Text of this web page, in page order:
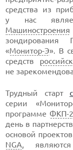
средства из
у нас
Машиностроения
«Монитор-Э». В
средств
не
Трудный старт
серии
программе ФКП-
день в
основой проектов
NGA,